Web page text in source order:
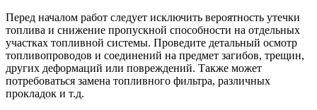
Перед началом работ следует исключить вероятность утечки
топлива и снижение пропускной способности на отдельных
участках топливной системы. Проведите детальный осмотр
топливопроводов и соединений на предмет загибов, трещин,
других деформаций или повреждений. Также может
потребоваться замена топливного фильтра, различных
прокладок и т.д.